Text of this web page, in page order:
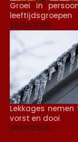
Groei in
leeftijdsgroepen
20/04/2026
Lekkages
vorst en dooi
30/01/2026